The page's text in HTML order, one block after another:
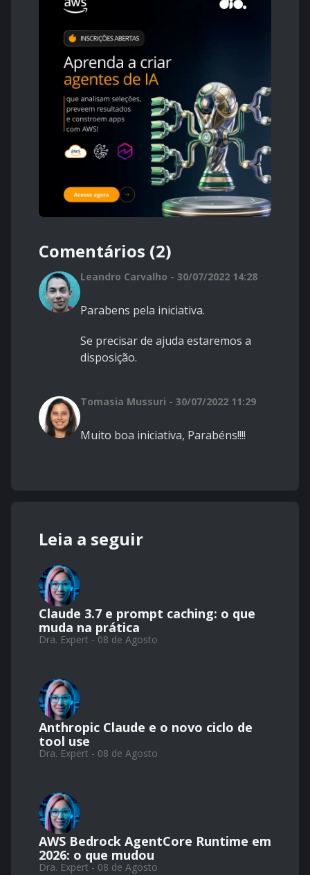
Comentários (2)
Leandro Carvalho - 30/07/2022 14:28
Parabens pela iniciativa.
Se precisar de ajuda estaremos a
disposição.
Tomasia Mussuri - 30/07/2022 11:29
Muito boa iniciativa, Parabéns!!!!
Leia a seguir
Claude 3.7 e prompt caching: o que
muda na prática
Dra. Expert - 08 de Agosto
Anthropic Claude e o novo ciclo de
tool use
Dra. Expert - 08 de Agosto
AWS Bedrock AgentCore Runtime em
2026: o que mudou
Dra. Expert - 08 de Agosto